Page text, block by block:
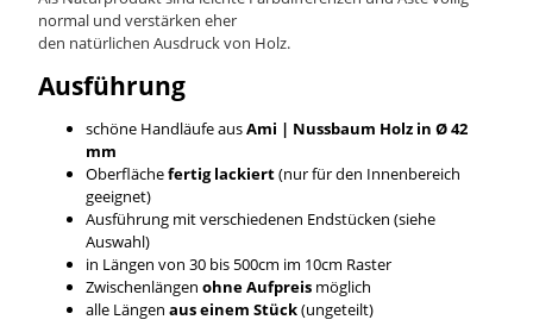
normal und verstärken eher
den natürlichen Ausdruck von Holz.
Ausführung
schöne Handläufe ausAmi | Nussbaum Holz in Ø 42
mm
Oberflächefertig lackiert(nur für den Innenbereich
geeignet)
Ausführung mit verschiedenen Endstücken (siehe
Auswahl)
in Längen von 30 bis 500cm im 10cm Raster
Zwischenlängen ohne Aufpreis möglich
alle Längen aus einem Stück(ungeteilt)